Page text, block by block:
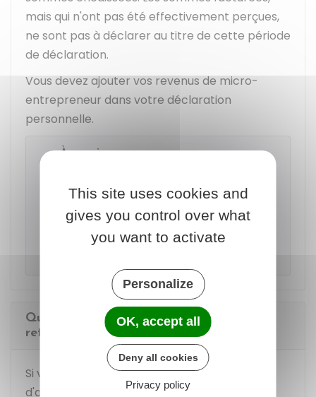
mais qui n'ont pas été effectivement perçues,
ne sont pas à déclarer au titre de cette période
de déclaration.
Vous devez ajouter vos revenus de micro-
entrepreneur dans votre déclaration
personnelle.
À savoir
des cotisations et de l'impôt sur le revenu
dû est automatiquement calculé en
fonction du taux correspondant à
Que se passe-t-il en cas d'absence ou de
retard de déclaration ?
Si vous oubliez de déclarer votre chiffre
d'affaires ou vos recettes avant l'échéance,
This site uses cookies and
gives you control over what
you want to activate
Personalize
OK, accept all
Deny all cookies
Privacy policy